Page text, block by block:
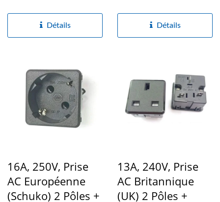
Détails
orientation...Détails
16A, 250V, Prise
AC Européenne
(Schuko) 2 Pôles +
13A, 240V, Prise
AC Britannique
(UK) 2 Pôles +